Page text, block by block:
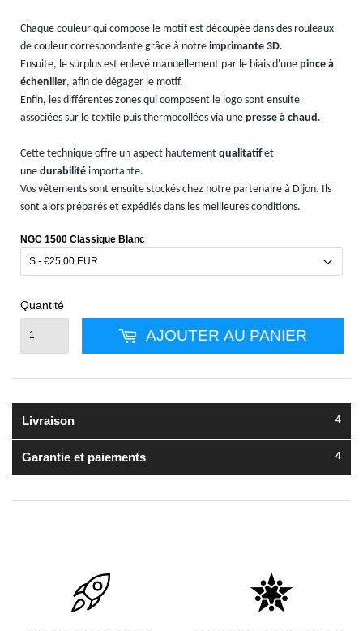
Chaque couleur qui compose le motif est découpée dans des rouleaux
de couleur correspondante grâce à notre imprimante 3D.
Ensuite, le surplus est enlevé manuellement par le biais d'une pince à
écheniller, afin de dégager le motif.
Enfin, les différentes zones qui composent le logo sont ensuite
associées sur le textile puis thermocollées via une presse à chaud .
Cette technique offre un aspect hautement qualitatifet
une durabilité importante.
Vos vêtements sont ensuite stockés chez notre partenaire à Dijon. Ils
sont alors préparés et expédiés dans les meilleures conditions.
NGC 1500 Classique Blanc
Quantité
AJOUTER AU PANIER
Livraison
Garantie et paiements